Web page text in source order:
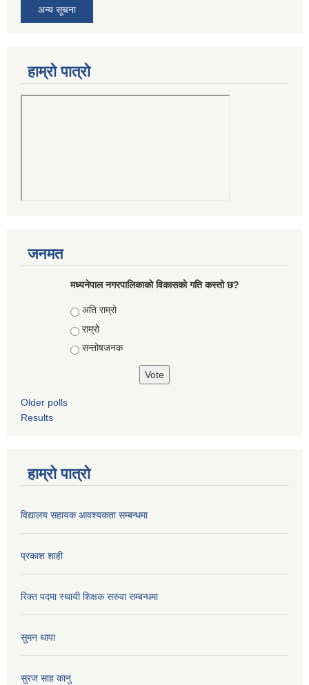
अन्य सूचना
हाम्रो पात्रो
जनमत
मध्यनेपाल नगरपालिकाको विकासको गति कस्तो छ?
Choices
अति राम्रो
राम्रो
सन्तोषजनक
Older polls
Results
हाम्रो पात्रो
विद्यालय सहायक आवश्यकता सम्बन्धमा
प्रकाश शाही
रिक्त पदमा स्थायी शिक्षक सरुवा सम्बन्धमा
सुमन थापा
सुरज साह कानु